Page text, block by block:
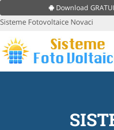
Download
Sisteme Fotovoltaice Novaci